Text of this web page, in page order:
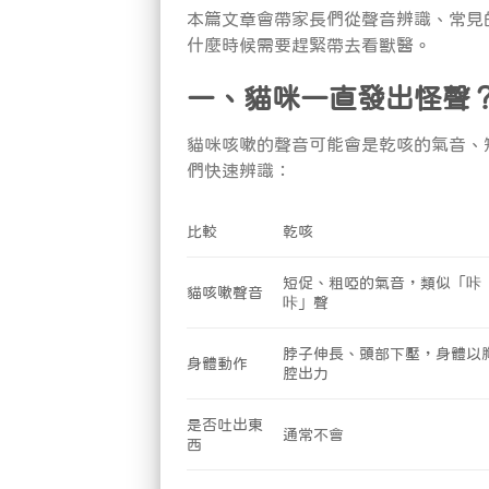
本篇文章會帶家長們從聲音辨識、常
什麼時候需要趕緊帶去看獸醫。
一、貓咪一直發出怪聲
貓咪咳嗽的聲音可能會是乾咳的氣音
們快速辨識：
比較 乾咳
貓咳嗽聲音
短促、粗啞的氣音，類似「咔
咔」聲
身體動作
脖子伸長、頭部下壓，身體以
腔出力
是否吐出東
西
通常不會